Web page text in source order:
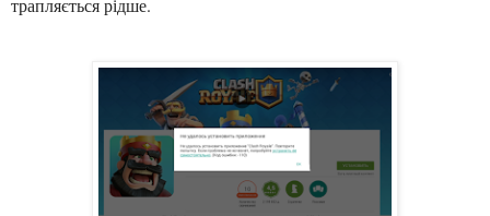
трапляється рідше.